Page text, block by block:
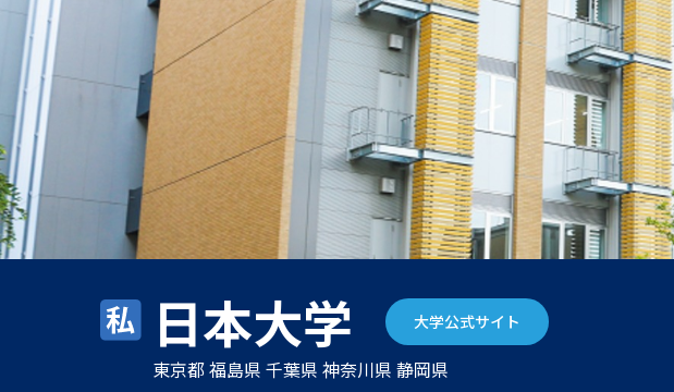
日本大学 大学公式サイト
東京都 福島県 千葉県 神奈川県 静岡県